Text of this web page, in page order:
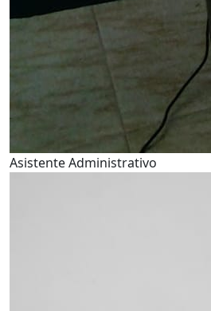
Asistente Administrativo